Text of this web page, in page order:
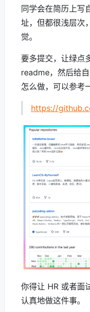
同学会在简历上写
址，但都很浅层次
觉。
要多提交，让绿点
readme，然后给
怎么做，可以参考
https://
你得让 HR 或者面
认真地做这件事。